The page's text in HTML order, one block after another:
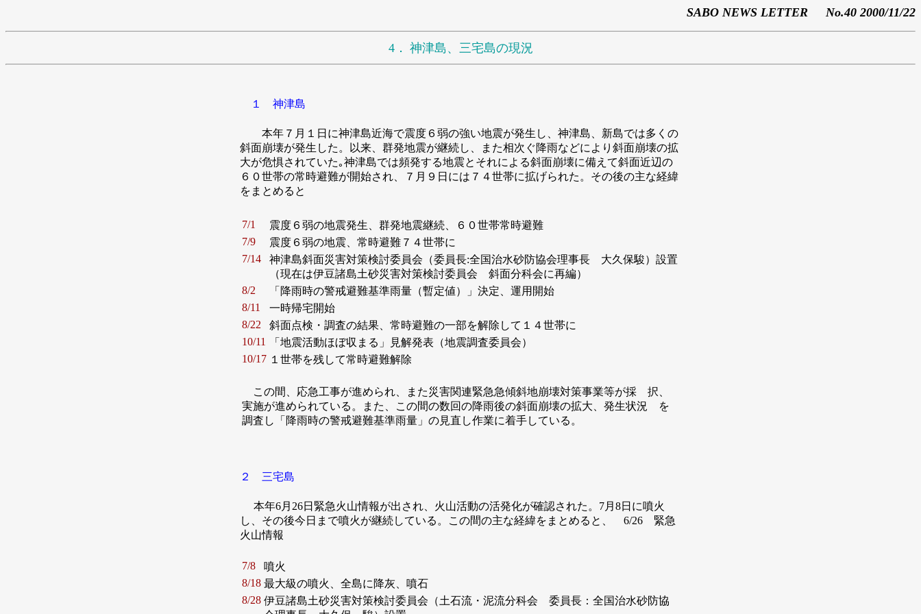
SABO NEWS LETTER No.40 2000/11/22
4． 神津島、三宅島の現況
１ 神津島
本年７月１日に神津島近海で震度６弱の強い地震が発生し、神津島、新島では多くの
斜面崩壊が発生した。以来、群発地震が継続し、また相次ぐ降雨などにより斜面崩壊の拡
大が危惧されていた｡神津島では頻発する地震とそれによる斜面崩壊に備えて斜面近辺の
６０世帯の常時避難が開始され、７月９日には７４世帯に拡げられた。その後の主な経緯
をまとめると
7/1
震度６弱の地震発生、群発地震継続、６０世帯常時避難
7/9
震度６弱の地震、常時避難７４世帯に
7/14
神津島斜面災害対策検討委員会（委員長:全国治水砂防協会理事長 大久保駿）設置
（現在は伊豆諸島土砂災害対策検討委員会 斜面分科会に再編）
8/2
「降雨時の警戒避難基準雨量（暫定値）」決定、運用開始
8/11
一時帰宅開始
8/22
斜面点検・調査の結果、常時避難の一部を解除して１４世帯に
10/11
「地震活動ほぼ収まる」見解発表（地震調査委員会）
10/17 １世帯を残して常時避難解除
この間、応急工事が進められ、また災害関連緊急急傾斜地崩壊対策事業等が採 択、
実施が進められている。また、この間の数回の降雨後の斜面崩壊の拡大、発生状況 を
調査し「降雨時の警戒避難基準雨量」の見直し作業に着手している。
２ 三宅島
本年6月26日緊急火山情報が出され、火山活動の活発化が確認された。7月8日に噴火
し、その後今日まで噴火が継続している。この間の主な経緯をまとめると、 6/26 緊急
火山情報
7/8
噴火
8/18 最大級の噴火、全島に降灰、噴石
8/28 伊豆諸島土砂災害対策検討委員会（土石流・泥流分科会 委員長：全国治水砂防協